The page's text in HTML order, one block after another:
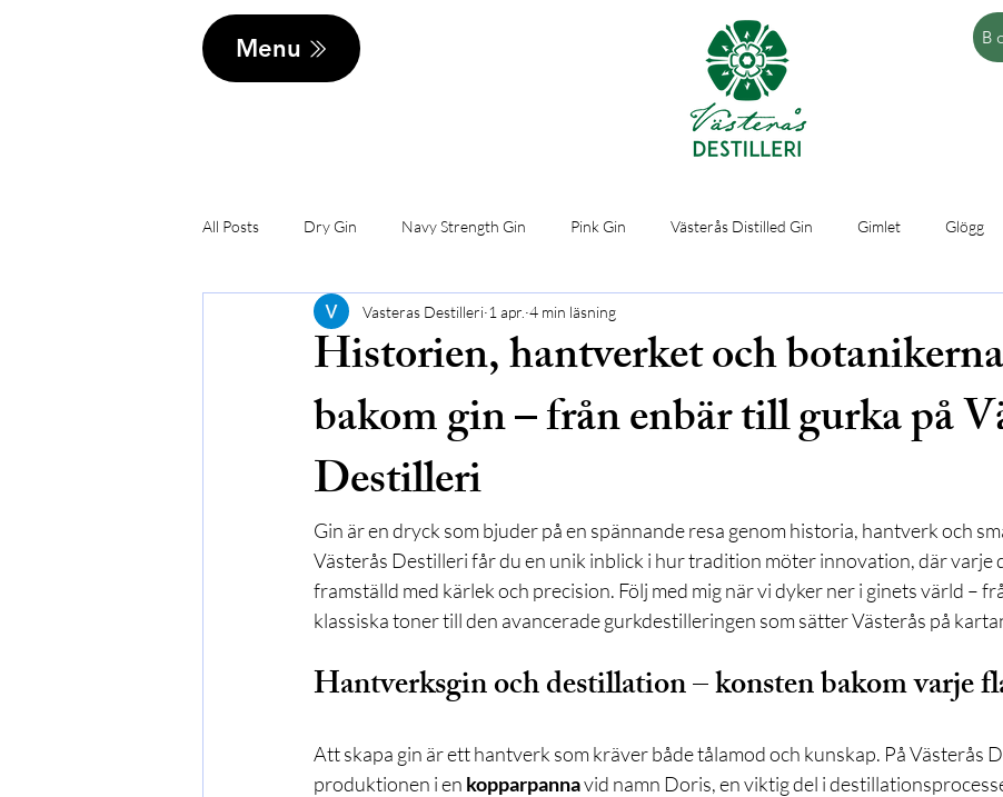
Menu
All Posts Dry Gin Navy Strength Gin Pink Gin Västerås Distilled Gin Gimlet Glögg
Historien, hantverket och botanikerna
bakom gin – från enbär till gurka på
Destilleri
Vasteras Destilleri 1 apr. 4 min läsning
Gin är en dryck som bjuder på en spännande resa genom historia, hantverk och
Västerås Destilleri får du en unik inblick i hur tradition möter innovation, där varje
framställd med kärlek och precision. Följ med mig när vi dyker ner i ginets värld –
klassiska toner till den avancerade gurkdestilleringen som sätter Västerås på
Hantverksgin och destillation – konsten bakom varje
Att skapa gin är ett hantverk som kräver både tålamod och kunskap. På Västerås
produktionen i en kopparpanna vid namn Doris, en viktig del i